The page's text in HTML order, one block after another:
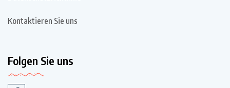
Kontaktieren Sie uns
Folgen Sie uns